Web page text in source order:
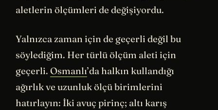
aletlerin ölçümleri de değişiyordu.
Yalnızca zaman için de geçerli değil bu
söylediğim. Her türlü ölçüm aleti için
geçerli. Osmanlı’da halkın kullandığı
ağırlık ve uzunluk ölçü birimlerini
hatırlayın: İki avuç pirinç; altı karış